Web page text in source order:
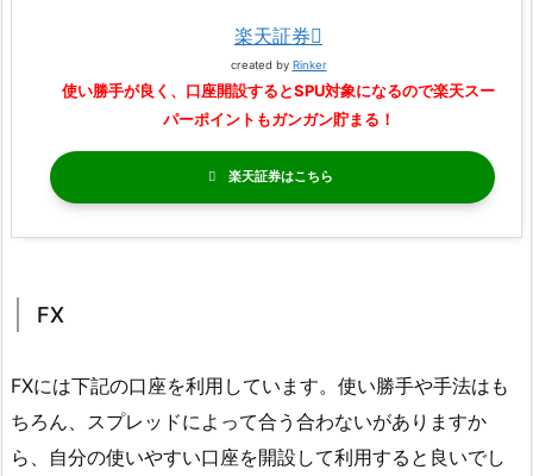
楽天証券
created by Rinker
使い勝手が良く、口座開設するとSPU対象になるので楽天スー
パーポイントもガンガン貯まる！
楽天証券
FX
FXには下記の口座を利用しています。使い勝手や手法はも
ちろん、スプレッドによって合う合わないがありますか
ら、自分の使いやすい口座を開設して利用すると良いでし